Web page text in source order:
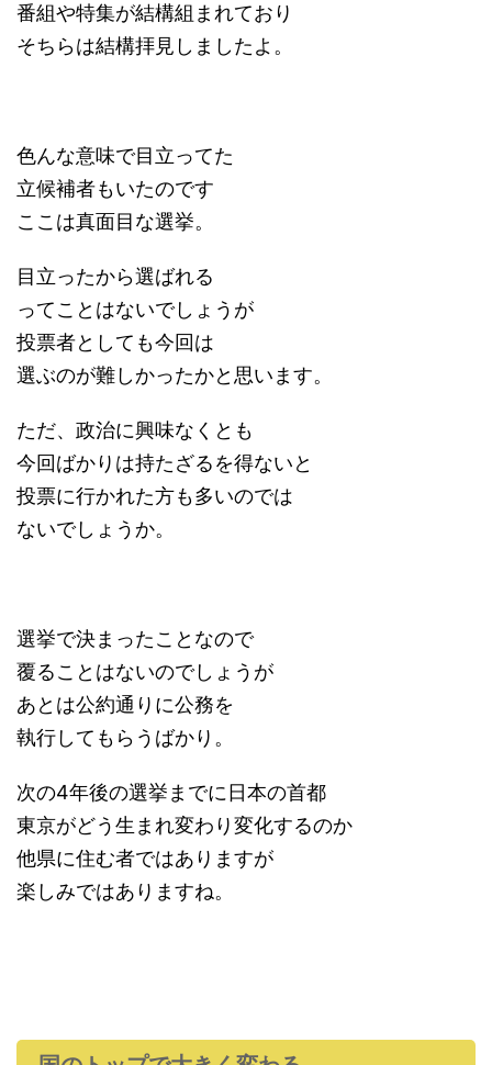
番組や特集が結構組まれており
そちらは結構拝見しましたよ。
色んな意味で目立ってた
立候補者もいたのです
ここは真面目な選挙。
目立ったから選ばれる
ってことはないでしょうが
投票者としても今回は
選ぶのが難しかったかと思います。
ただ、政治に興味なくとも
今回ばかりは持たざるを得ないと
投票に行かれた方も多いのでは
ないでしょうか。
選挙で決まったことなので
覆ることはないのでしょうが
あとは公約通りに公務を
執行してもらうばかり。
次の4年後の選挙までに日本の首都
東京がどう生まれ変わり変化するのか
他県に住む者ではありますが
楽しみではありますね。